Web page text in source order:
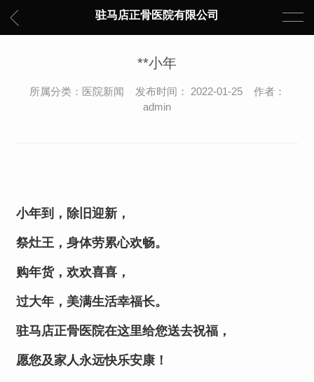
驻马店正骨医院有限公司
**小年
所属分类：医院新闻 发布时间： 2022-01-25 作者：
admin
小年到，除旧迎新，
祭灶王，身体劳累心欢畅。
购年货，欢欢喜喜，
过大年，美满生活幸福长。
驻马店正骨医院在这里给您送去祝福，
愿您及家人永远快乐安康！